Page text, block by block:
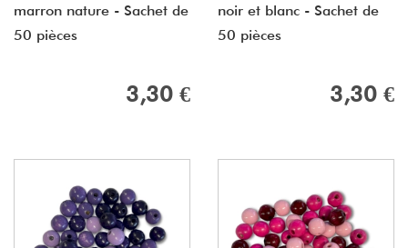
marron nature - Sachet de
50 pièces
3,30 €
noir et blanc - Sachet de
50 pièces
3,30 €